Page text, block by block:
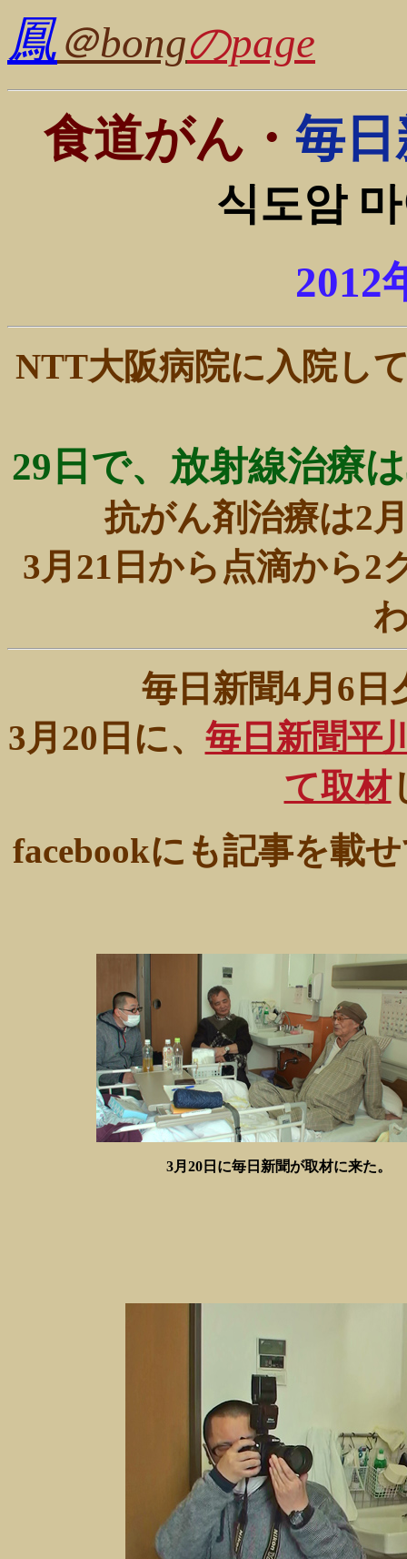
鳳＠bongのpage
食道がん・ 毎
식도암
2012
NTT大阪病院に入院し
29日で、放射線治療
抗がん剤治療は2
3月21日から点滴から2
毎日新聞4月6
3月20日に、 毎日新聞平
て取材
facebookにも記事を載
3月20日に毎日新聞が取材に来た。